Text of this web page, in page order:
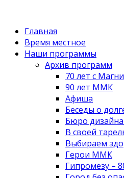
Главная
Время местное
Наши программы
Архив программ
70 лет с
90 лет ММК
Афиша
Беседы о
Бюро
В своей
Выбираем
Герои ММК
Гипромезу –